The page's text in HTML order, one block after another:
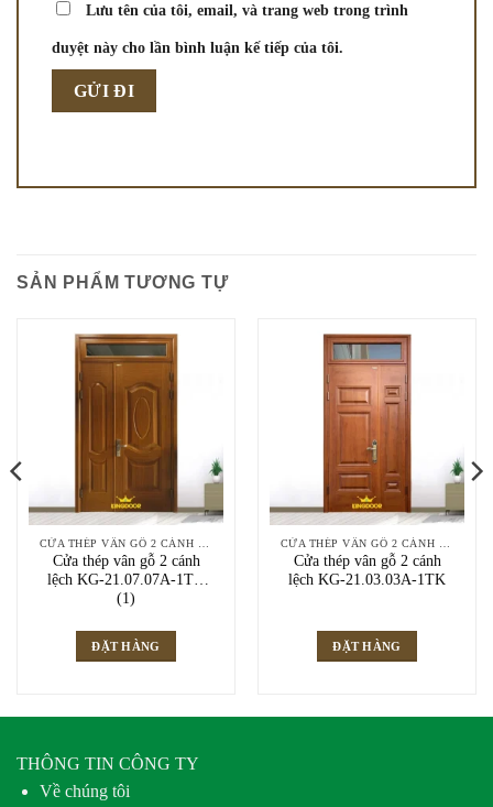
Lưu tên của tôi, email, và trang web trong trình
duyệt này cho lần bình luận kế tiếp của tôi.
SẢN PHẨM TƯƠNG TỰ
Cửa thép vân gỗ 2 cánh
lệch KG-21.07.07A-1TK
(1)
ĐẶT HÀNG
Cửa thép vân gỗ 2 cánh
lệch KG-21.03.03A-1TK
ĐẶT HÀNG
THÔNG TIN CÔNG TY
Về chúng tôi